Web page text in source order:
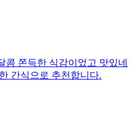
콤 쫀득한 식감이었고 맛있네
간식으로 추천합니다.